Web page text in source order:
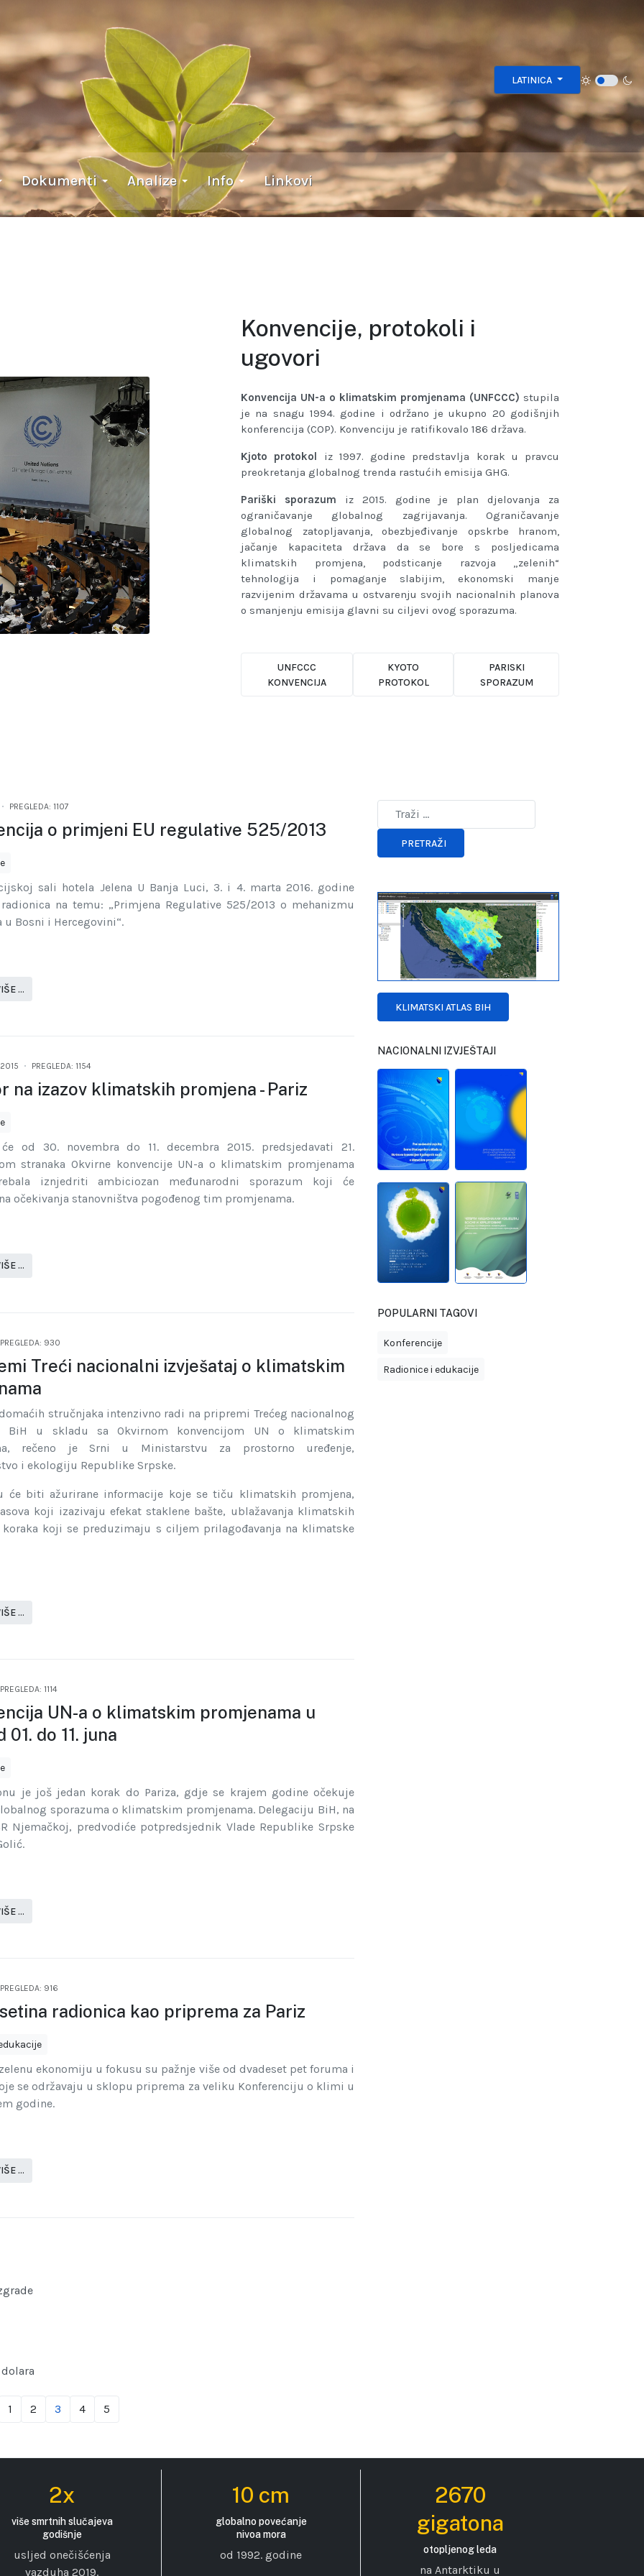
Izaberite vaš jezik
LATINICA
Dokumenti Analize Info Linkovi
Konvencije, protokoli i
ugovori
Konvencija UN-a o klimatskim promjenama (UNFCCC) stupila
je na snagu 1994. godine i održano je ukupno 20 godišnjih
konferencija (COP). Konvenciju je ratifikovalo 186 država.
Kjoto protokol
iz 1997. godine predstavlja korak u pravcu
preokretanja globalnog trenda rastućih emisija GHG.
Pariški sporazum iz 2015. godine je plan djelovanja za
ograničavanje globalnog zagrijavanja. Ograničavanje
globalnog zatopljavanja, obezbjeđivanje opskrbe hranom,
jačanje kapaciteta država da se bore s posljedicama
klimatskih promjena, podsticanje razvoja „zelenih“
tehnologija i pomaganje slabijim, ekonomski manje
razvijenim državama u ostvarenju svojih nacionalnih planova
o smanjenju emisija glavni su ciljevi ovog sporazuma.
UNFCCC
KONVENCIJA
KYOTO
PROTOKOL
PARISKI
SPORAZUM
PREGLEDA: 1107
o primjeni EU regulative 525/2013
sali hotela Jelena U Banja Luci, 3. i 4. marta 2016. godine
na temu: „Primjena Regulative 525/2013 o mehanizmu
Bosni i Hercegovini“.
…
PREGLEDA: 1154
na izazov klimatskih promjena - Pariz
će od 30. novembra do 11. decembra 2015. predsjedavati 21.
stranaka Okvirne konvencije UN-a o klimatskim promjenama
iznjedriti ambiciozan međunarodni sporazum koji će
očekivanja stanovništva pogođenog tim promjenama.
…
PREGLEDA: 930
Treći nacionalni izvješataj o klimatskim
stručnjaka intenzivno radi na pripremi Trećeg nacionalnog
BiH u skladu sa Okvirnom konvencijom UN o klimatskim
rečeno je Srni u Ministarstvu za prostorno uređenje,
i ekologiju Republike Srpske.
će biti ažurirane informacije koje se tiču klimatskih promjena,
koji izazivaju efekat staklene bašte, ublažavanja klimatskih
koji se preduzimaju s ciljem prilagođavanja na klimatske
…
PREGLEDA: 1114
UN-a o klimatskim promjenama u
01. do 11. juna
je još jedan korak do Pariza, gdje se krajem godine očekuje
sporazuma o klimatskim promjenama. Delegaciju BiH, na
Njemačkoj, predvodiće potpredsjednik Vlade Republike Srpske
…
PREGLEDA: 916
radionica kao priprema za Pariz
ekonomiju u fokusu su pažnje više od dvadeset pet foruma i
se održavaju u sklopu priprema za veliku Konferenciju o klimi u
godine.
…
1 2 3 4 5
Type 2 or more characters for results.
PRETRAŽI
KLIMATSKI ATLAS BIH
NACIONALNI IZVJEŠTAJI
POPULARNI TAGOVI
Konferencije
Radionice i edukacije
2x
više smrtnih slučajeva
godišnje
usljed onečišćenja
vazduha 2019.
10 cm
globalno povećanje
nivoa mora
od 1992. godine
2670
gigatona
otopljenog leda
na Antarktiku u